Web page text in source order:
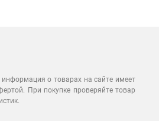
о товарах на сайте имеет
При покупке проверяйте товар